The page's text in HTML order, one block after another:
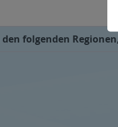
den folgenden